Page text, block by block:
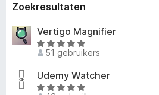
Zoekresultaten
Vertigo Magnifier
W
a
a
r
51 gebruikers
Udemy Watcher
W